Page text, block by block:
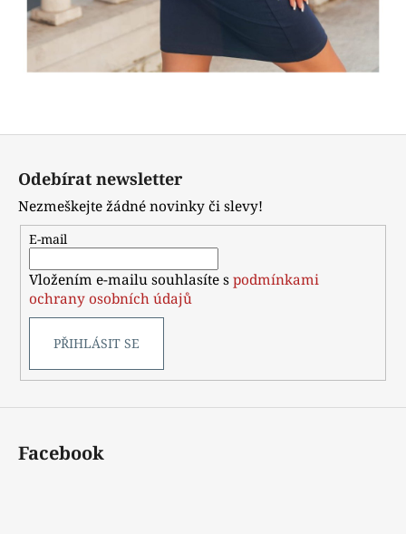
Odebírat newsletter
Nezmeškejte žádné novinky či slevy!
E-mail
Vložením e-mailu souhlasíte spodmínkami
ochrany osobních údajů
PŘIHLÁSIT SE
Facebook